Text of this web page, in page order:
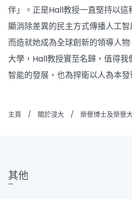
伴」。正是Hall教授一直堅持以這
顯消除差異的民主方式傳播人工
而造就她成為全球創新的領導人
大學，Hall教授實至名歸，值得
智能的發展，也為捍衛以人為本發
主頁 / 關於浸大 / 榮譽博士及榮譽
其他